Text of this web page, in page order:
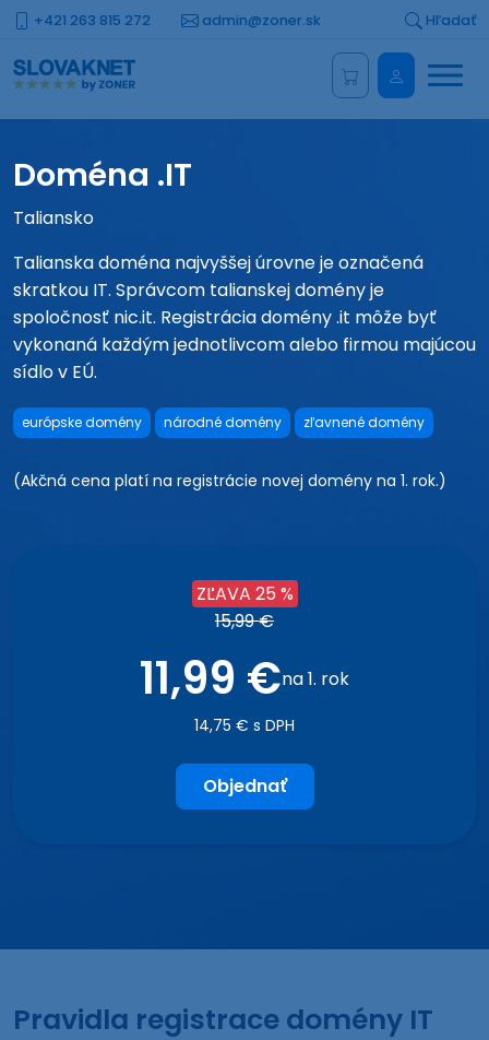
+421 263 815 272 admin@zoner.sk Hľadať
Menu
Doména .IT
Taliansko
Talianska doména najvyššej úrovne je označená
skratkou IT. Správcom talianskej domény je
spoločnosť nic.it. Registrácia domény .it môže byť
vykonaná každým jednotlivcom alebo firmou majúcou
sídlo v EÚ.
európske domény národné domény zľavnené domény
(Akčná cena platí na registrácie novej domény na 1. rok.)
ZĽAVA 25 %
15,99 €
11,99 €na 1. rok
14,75 € s DPH
Objednať
Pravidla registrace domény IT